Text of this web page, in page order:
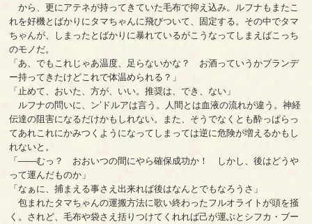
から、更にアテネが持ってきていた毛布で抑え込み。ルフナもまたこ
れを好機とばかりにタマちゃんに飛びついて、固定する。その中でタマ
ちゃんが、しまったとばかりに暴れているがこうなってしまえばこっち
のモノだ。
「あ、でもこれじゃあ温度、足らないかな？ お酒っていうかブランデ
ー持ってきたけどこれで体温められる？」
「止めて、おいた、方が、いい。推奨は、でき、ない」
ルフナの問いに、ン’ドルアは言う。人間とは血液の流れが違う。神経
伝達の阻害になるだけかもしれない。また、そうでなくとも酔っぱらっ
てあれこれにかみつくようになってしまっては逆に危険が増えるかもし
れないと。
「――むっ？ おおいつの間にやら確保成功か！ しかし、後はどうや
って運んだものか」
「なぁに、捕まえる事さえ出来れば後はなんとでもなろうさ」
包まれたタマちゃんの運搬方法に歌い終わったフルオライトが頭を掻
く。されど、毛布や袋さえ括りつけてくれれば己が運ぶとシフカ・ブー